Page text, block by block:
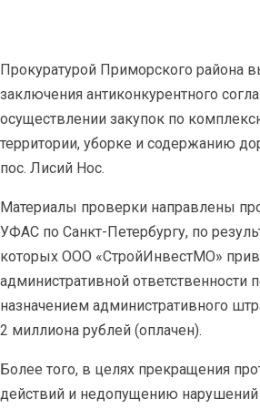
Прокуратурой Приморского района
заключения антиконкурентного
осуществлении закупок по
территории, уборке и содержанию
пос. Лисий Нос.
Материалы проверки направлены
УФАС по Санкт-Петербургу, по
которых ООО «СтройИнвестМО»
административной ответственности
назначением административного
2 миллиона рублей (оплачен).
Более того, в целях прекращения
действий и недопущению